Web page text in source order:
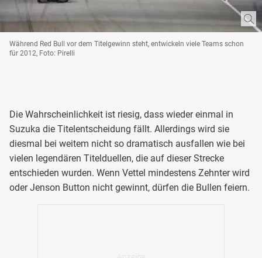
Während Red Bull vor dem Titelgewinn steht, entwickeln viele Teams schon
für 2012, Foto: Pirelli
Die Wahrscheinlichkeit ist riesig, dass wieder einmal in
Suzuka die Titelentscheidung fällt. Allerdings wird sie
diesmal bei weitem nicht so dramatisch ausfallen wie bei
vielen legendären Titelduellen, die auf dieser Strecke
entschieden wurden. Wenn Vettel mindestens Zehnter wird
oder Jenson Button nicht gewinnt, dürfen die Bullen feiern.